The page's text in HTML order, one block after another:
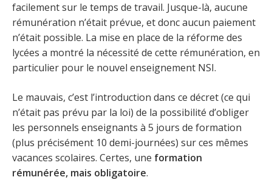
facilement sur le temps de travail. Jusque-là, aucune
rémunération n’était prévue, et donc aucun paiement
n’était possible. La mise en place de la réforme des
lycées a montré la nécessité de cette rémunération, en
particulier pour le nouvel enseignement NSI.
Le mauvais, c’est l’introduction dans ce décret (ce qui
n’était pas prévu par la loi) de la possibilité d’obliger
les personnels enseignants à 5 jours de formation
(plus précisément 10 demi-journées) sur ces mêmes
vacances scolaires. Certes, une formation
rémunérée, mais obligatoire.